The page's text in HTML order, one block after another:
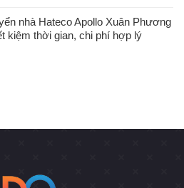
nhà Hateco Apollo Xuân Phương
kiệm thời gian, chi phí hợp lý